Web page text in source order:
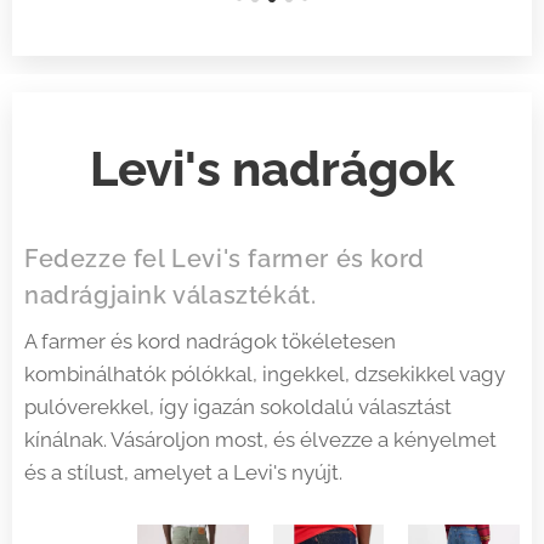
Gomb
Levis
farme
r
nadrá
g
Levi's nadrágok
Fedezze fel Levi's farmer és kord
nadrágjaink választékát.
A farmer és kord nadrágok tökéletesen
kombinálhatók pólókkal, ingekkel, dzsekikkel vagy
pulóverekkel, így igazán sokoldalú választást
kínálnak. Vásároljon most, és élvezze a kényelmet
és a stílust, amelyet a Levi's nyújt.